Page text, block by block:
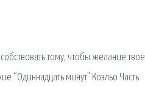
тому, чтобы желание твое
“Одиннадцать минут” Коэльо Часть